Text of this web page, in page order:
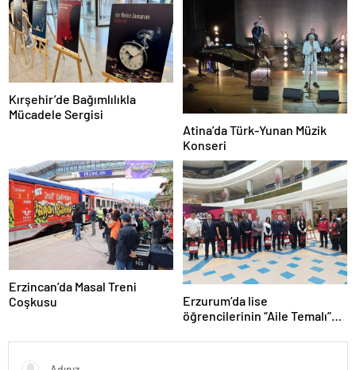
Kırşehir’de Bağımlılıkla
Mücadele Sergisi
Atina’da Türk-Yunan Müzik
Konseri
Erzincan’da Masal Treni
Coşkusu
Erzurum’da lise
öğrencilerinin “Aile Temalı”